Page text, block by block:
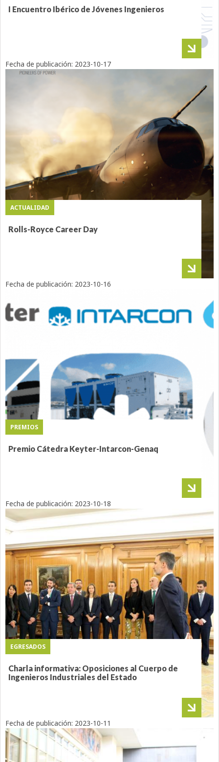
I Encuentro Ibérico de Jóvenes Ingenieros
ACTUALIDAD
Rolls-Royce Career Day
Fecha de publicación: 2023-10-17
PREMIOS
Premio Cátedra Keyter-Intarcon-Genaq
Fecha de publicación: 2023-10-16
EGRESADOS
Charla informativa: Oposiciones al Cuerpo de
Ingenieros Industriales del Estado
Fecha de publicación: 2023-10-18
Fecha de publicación: 2023-10-11